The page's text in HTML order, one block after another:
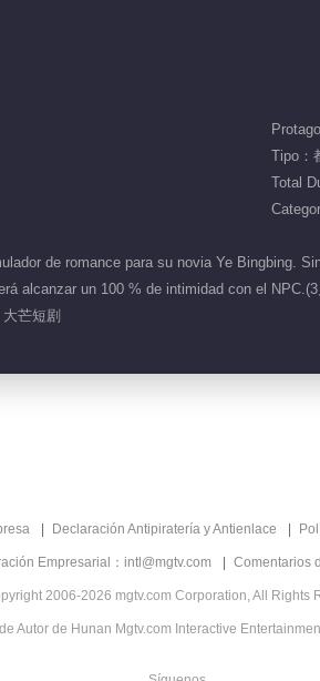
Tipo：
Total
de romance para su novia Ye Bingbing.
alcanzar un 100 % de intimidad con el
芒短剧
Declaración Antipiratería y Antienlace
Empresarial：intl@mgtv.com Comentarios
2006-2026 mgtv.com Corporation, All Rights
Autor de Hunan Mgtv.com Interactive